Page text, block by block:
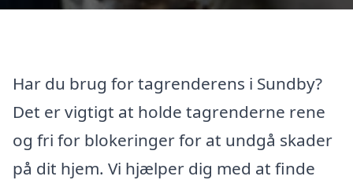
Har du brug for tagrenderens i Sundby?
Det er vigtigt at holde tagrenderne rene
og fri for blokeringer for at undgå skader
på dit hjem. Vi hjælper dig med at finde